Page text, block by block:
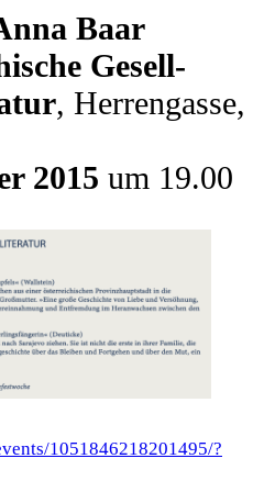
Baar
Gesell­
, Her­ren­gas­se,
2015 um 19.00
1051846218201495/?